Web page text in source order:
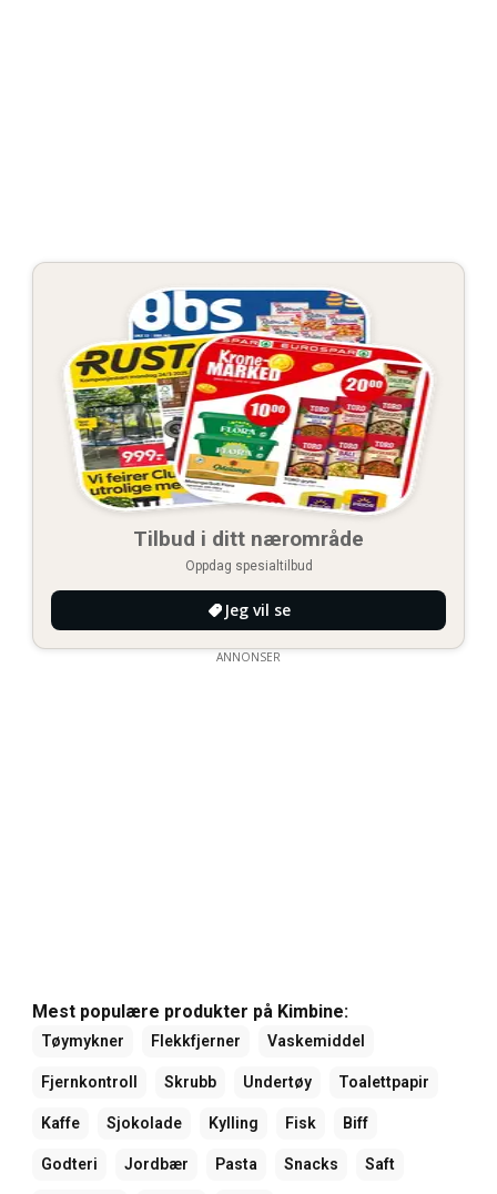
Tilbud i ditt nærområde
Oppdag spesialtilbud
Jeg vil se
ANNONSER
Mest populære produkter på Kimbine:
Tøymykner Flekkfjerner Vaskemiddel
Fjernkontroll Skrubb Undertøy Toalettpapir
Kaffe Sjokolade Kylling Fisk Biff
Godteri Jordbær Pasta Snacks Saft